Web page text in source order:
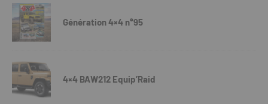
Génération 4×4 n°95
4×4 BAW212 Equip’Raid